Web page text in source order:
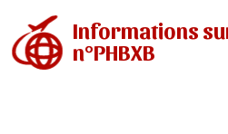
Informations
n°PHBXB